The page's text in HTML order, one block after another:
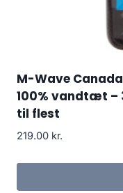
M-Wave
100% vandtæt –
til flest
219.00 kr.